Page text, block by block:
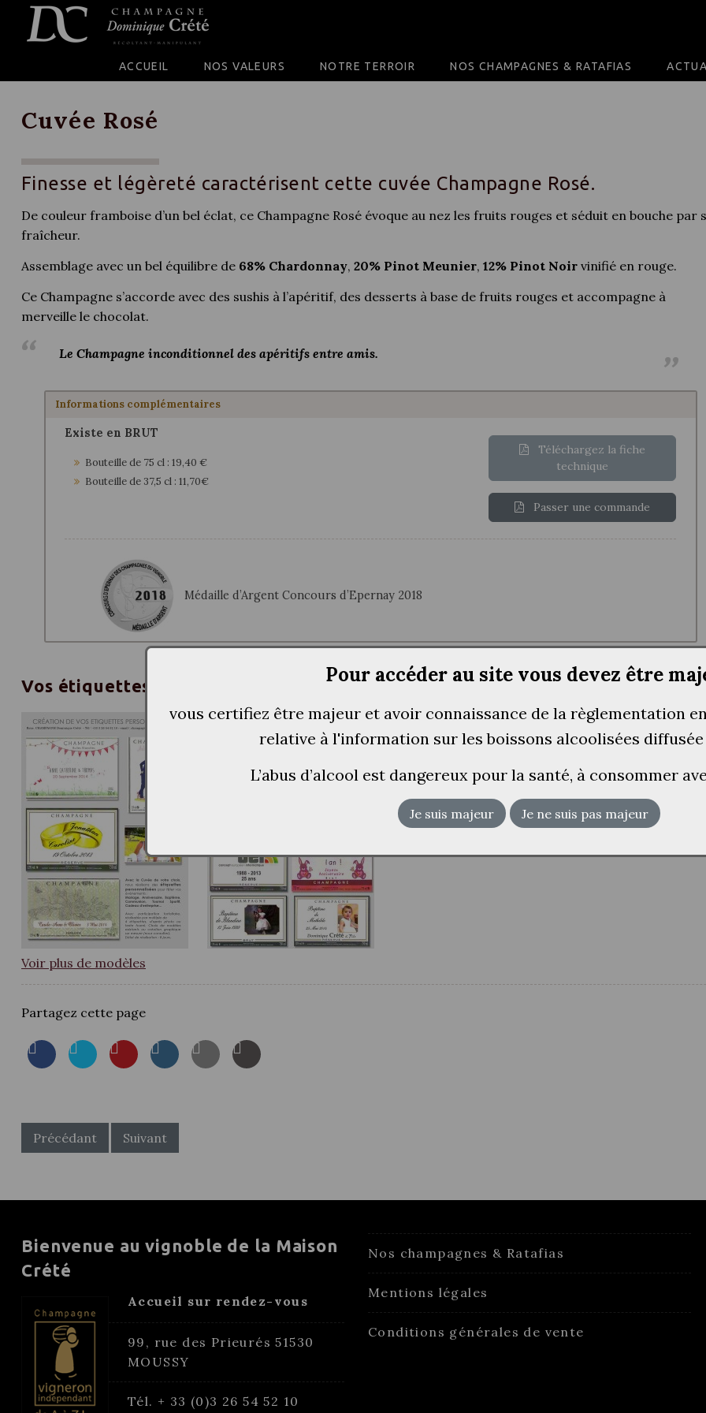
SKIP TO CONTENT
ACCUEIL NOS VALEURS NOTRE TERROIR NOS CHAMPAGNES & RATAFIAS
Cuvée Rosé
Finesse et légèreté caractérisent cette cuvée Champagne Rosé.
De couleur framboise d’un bel éclat, ce Champagne Rosé évoque au nez les fruits rouges et séduit en bouche par
fraîcheur.
Assemblage avec un bel équilibre de 68% Chardonnay, 20% Pinot Meunier, 12% Pinot Noir vinifié en rouge.
Ce Champagne s’accorde avec des sushis à l’apéritif, des desserts à base de fruits rouges et accompagne à
merveille le chocolat.
Le Champagne inconditionnel des apéritifs entre amis.
Informations complémentaires
Existe en BRUT
Bouteille de 75 cl : 19,40 €
Bouteille de 37,5 cl : 11,70€
Téléchargez la fiche
technique
Passer une commande
Médaille d’Argent Concours d’Epernay 2018
Vos étiquettes personnalisées
Voir plus de modèles
Partagez cette page
NAVIGATION
Précédant Suivant
Bienvenue au vignoble de la Maison
Crété
Accueil sur rendez-vous
99, rue des Prieurés 51530
MOUSSY
Tél. + 33 (0)3 26 54 52 10
Nos champagnes & Ratafias
Mentions légales
Conditions générales de vente
Pour accéder au site vous devez être
vous certifiez être majeur et avoir connaissance de la règlementation
relative à l'information sur les boissons alcoolisées
L’abus d’alcool est dangereux pour la santé, à consommer